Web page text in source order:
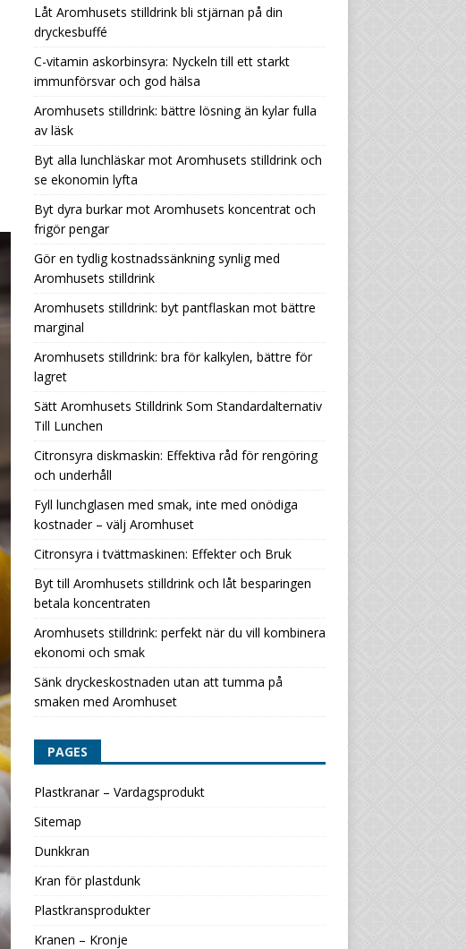
Låt Aromhusets stilldrink bli stjärnan på din
dryckesbuffé
C-vitamin askorbinsyra: Nyckeln till ett starkt
immunförsvar och god hälsa
Aromhusets stilldrink: bättre lösning än kylar fulla
av läsk
Byt alla lunchläskar mot Aromhusets stilldrink och
se ekonomin lyfta
Byt dyra burkar mot Aromhusets koncentrat och
frigör pengar
Gör en tydlig kostnadssänkning synlig med
Aromhusets stilldrink
Aromhusets stilldrink: byt pantflaskan mot bättre
marginal
Aromhusets stilldrink: bra för kalkylen, bättre för
lagret
Sätt Aromhusets Stilldrink Som Standardalternativ
Till Lunchen
Citronsyra diskmaskin: Effektiva råd för rengöring
och underhåll
Fyll lunchglasen med smak, inte med onödiga
kostnader – välj Aromhuset
Citronsyra i tvättmaskinen: Effekter och Bruk
Byt till Aromhusets stilldrink och låt besparingen
betala koncentraten
Aromhusets stilldrink: perfekt när du vill kombinera
ekonomi och smak
Sänk dryckeskostnaden utan att tumma på
smaken med Aromhuset
PAGES
Plastkranar – Vardagsprodukt
Sitemap
Dunkkran
Kran för plastdunk
Plastkransprodukter
Kranen – Kronje